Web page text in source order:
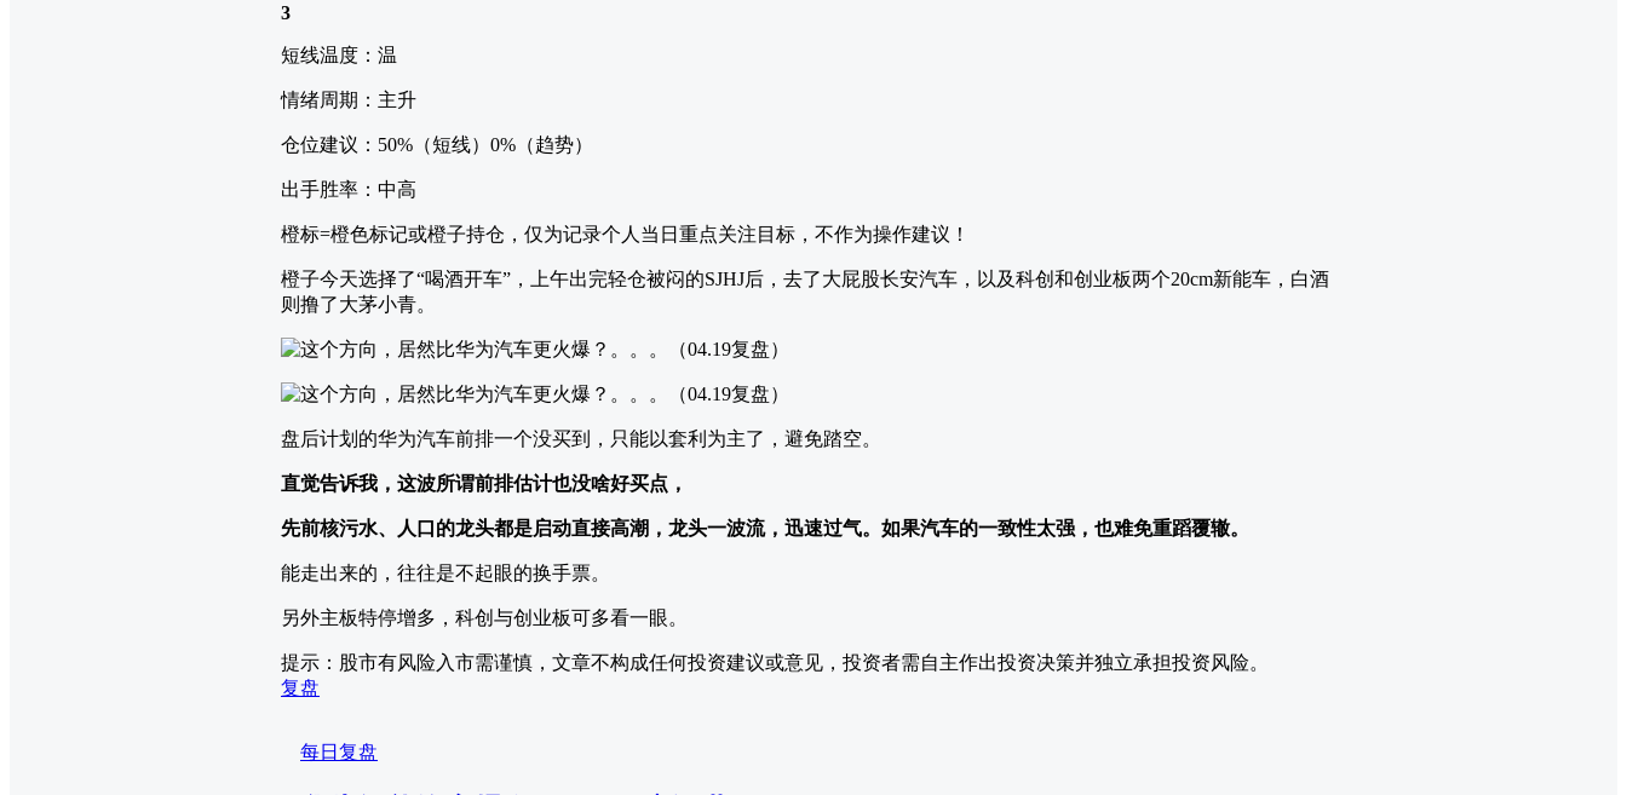
3
短线温度：温
情绪周期：主升
仓位建议：50%（短线）0%（趋势）
出手胜率：中高
橙标=橙色标记或橙子持仓，仅为记录个人当日重点关注目标，不作为操作建议！
橙子今天选择了“喝酒开车”，上午出完轻仓被闷的SJHJ后，去了大屁股长安汽车，以及科创和创业板两个20cm新能车，白酒
则撸了大茅小青。
盘后计划的华为汽车前排一个没买到，只能以套利为主了，避免踏空。
直觉告诉我，这波所谓前排估计也没啥好买点，
先前核污水、人口的龙头都是启动直接高潮，龙头一波流，迅速过气。如果汽车的一致性太强，也难免重蹈覆辙。
能走出来的，往往是不起眼的换手票。
另外主板特停增多，科创与创业板可多看一眼。
提示：股市有风险入市需谨慎，文章不构成任何投资建议或意见，投资者需自主作出投资决策并独立承担投资风险。
复盘
每日复盘